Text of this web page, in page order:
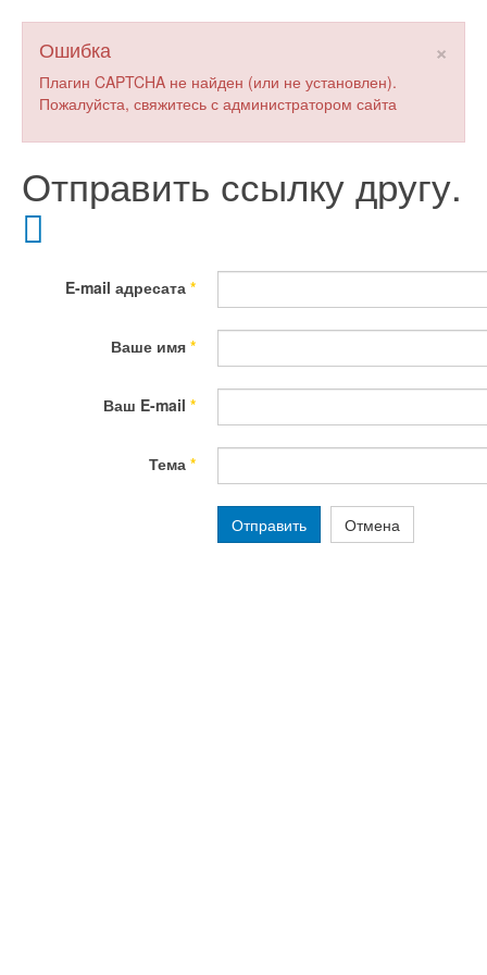
×
Ошибка
Плагин CAPTCHA не найден (или не установлен).
Пожалуйста, свяжитесь с администратором сайта
Отправить ссылку другу.
E-mail адресата *
Ваше имя *
Ваш E-mail *
Тема *
Отправить Отмена